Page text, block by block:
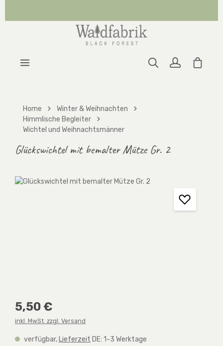
Home
Winter & Weihnachten
Himmlische Begleiter
Wichtel und Weihnachtsmänner
Glückswichtel mit bemalter Mütze Gr. 2
Bildergalerie überspringen
Regulärer Preis:
5,50 €
inkl. MwSt. zzgl. Versand
verfügbar, Lieferzeit DE: 1-3 Werktage